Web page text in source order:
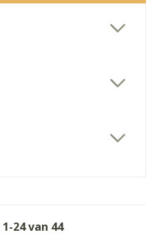
1-24van 44